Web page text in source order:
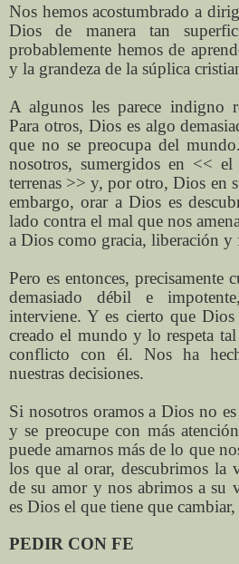
Nos hemos acostumbrado a
Dios de manera tan
probablemente hemos de
y la grandeza de la súplica
A algunos les parece indigno
Para otros, Dios es algo
que no se preocupa del
nosotros, sumergidos en << el
terrenas >> y, por otro, Dios en
embargo, orar a Dios es
lado contra el mal que nos
a Dios como gracia, liberación y
Pero es entonces, precisamente
demasiado débil e
interviene. Y es cierto que
creado el mundo y lo respeta
conflicto con él. Nos ha
nuestras decisiones.
Si nosotros oramos a Dios no
y se preocupe con más
puede amarnos más de lo que
los que al orar, descubrimos la
de su amor y nos abrimos a su
es Dios el que tiene que
PEDIR CON FE